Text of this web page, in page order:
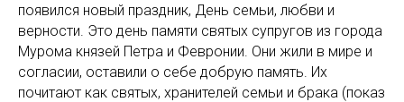
появился новый праздник, День семьи, любви и
верности. Это день памяти святых супругов из города
Мурома князей Петра и Февронии. Они жили в мире и
согласии, оставили о себе добрую память. Их
почитают как святых, хранителей семьи и брака (показ